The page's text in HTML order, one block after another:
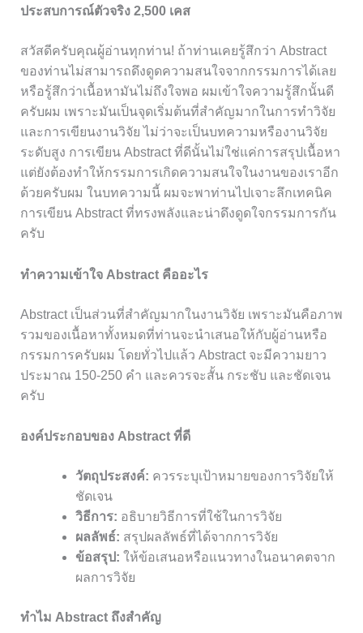
ประสบการณ์ตัวจริง 2,500 เคส
สวัสดีครับคุณผู้อ่านทุกท่าน! ถ้าท่านเคยรู้สึกว่า Abstract
ของท่านไม่สามารถดึงดูดความสนใจจากกรรมการได้เลย
หรือรู้สึกว่าเนื้อหามันไม่ถึงใจพอ ผมเข้าใจความรู้สึกนั้นดี
ครับผม เพราะมันเป็นจุดเริ่มต้นที่สำคัญมากในการทำวิจัย
และการเขียนงานวิจัย ไม่ว่าจะเป็นบทความหรืองานวิจัย
ระดับสูง การเขียน Abstract ที่ดีนั้นไม่ใช่แค่การสรุปเนื้อหา
แต่ยังต้องทำให้กรรมการเกิดความสนใจในงานของเราอีก
ด้วยครับผม ในบทความนี้ ผมจะพาท่านไปเจาะลึกเทคนิค
การเขียน Abstract ที่ทรงพลังและน่าดึงดูดใจกรรมการกัน
ครับ
ทำความเข้าใจ Abstract คืออะไร
Abstract เป็นส่วนที่สำคัญมากในงานวิจัย เพราะมันคือภาพ
รวมของเนื้อหาทั้งหมดที่ท่านจะนำเสนอให้กับผู้อ่านหรือ
กรรมการครับผม โดยทั่วไปแล้ว Abstract จะมีความยาว
ประมาณ 150-250 คำ และควรจะสั้น กระชับ และชัดเจน
ครับ
องค์ประกอบของ Abstract ที่ดี
วัตถุประสงค์: ควรระบุเป้าหมายของการวิจัยให้
ชัดเจน
วิธีการ: อธิบายวิธีการที่ใช้ในการวิจัย
ผลลัพธ์: สรุปผลลัพธ์ที่ได้จากการวิจัย
ข้อสรุป: ให้ข้อเสนอหรือแนวทางในอนาคตจาก
ผลการวิจัย
ทำไม Abstract ถึงสำคัญ